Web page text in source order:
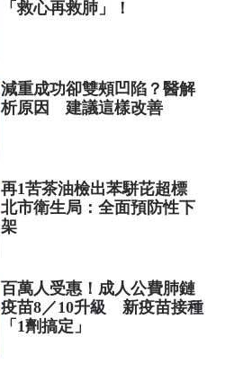
「救心再救肺」！
減重成功卻雙頰凹陷？醫解
析原因 建議這樣改善
再1苦茶油檢出苯駢芘超標
北市衛生局：全面預防性下
架
百萬人受惠！成人公費肺鏈
疫苗8／10升級 新疫苗接種
「1劑搞定」